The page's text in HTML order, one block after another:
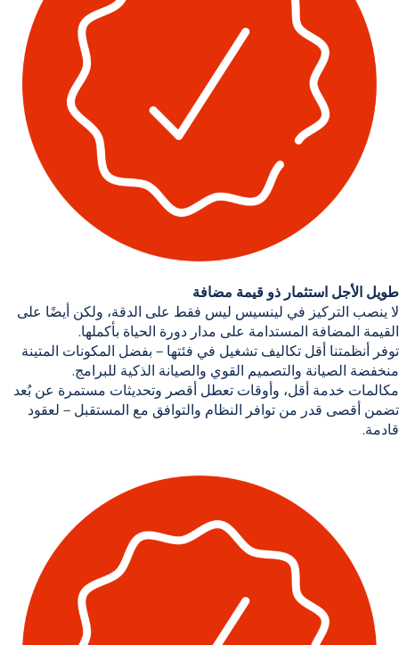
طويل الأجل استثمار ذو قيمة مضافة
لا ينصب التركيز في لينسيس ليس فقط على الدقة، ولكن أيضًا على
القيمة المضافة المستدامة على مدار دورة الحياة بأكملها.
توفر أنظمتنا
أقل تكاليف تشغيل في فئتها – بفضل المكونات المتينة
منخفضة الصيانة والتصميم القوي والصيانة الذكية للبرامج.
مكالمات خدمة أقل، وأوقات تعطل أقصر وتحديثات مستمرة عن بُعد
تضمن أقصى قدر من توافر النظام والتوافق مع المستقبل – لعقود
قادمة.